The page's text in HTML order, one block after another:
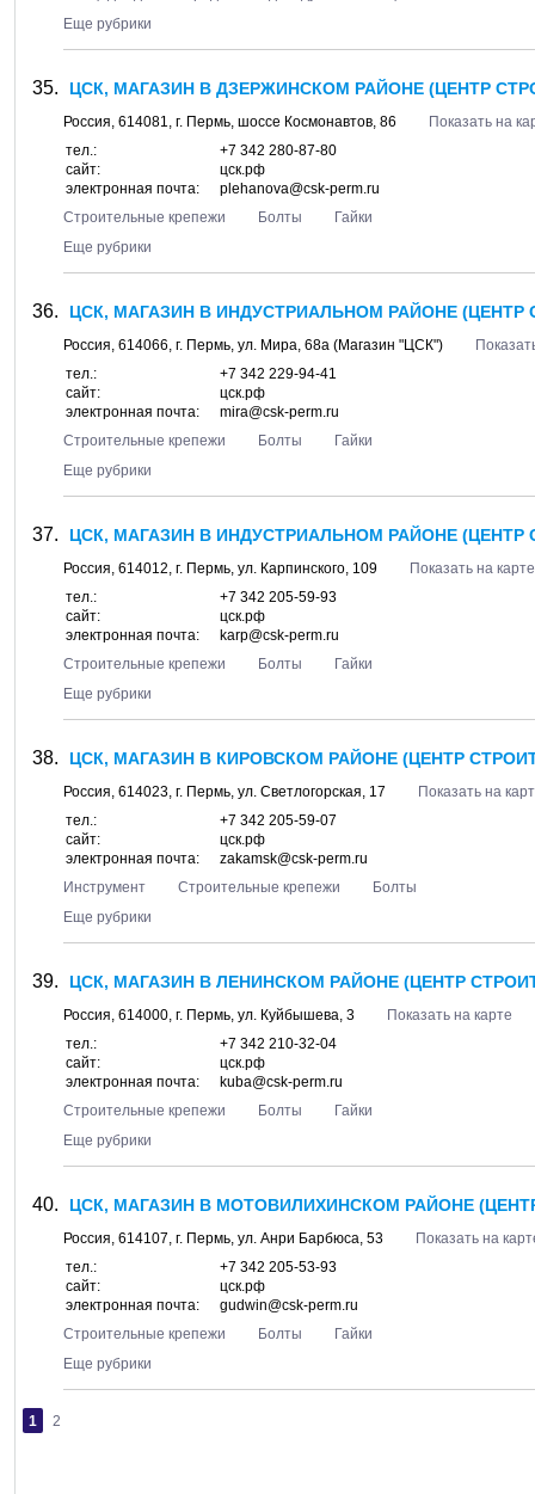
Еще рубрики
ЦСК, МАГАЗИН В ДЗЕРЖИНСКОМ РАЙОНЕ (ЦЕНТР
Россия, 614081, г. Пермь, шоссе Космонавтов, 86
Показать на
тел.:
+7 342 280-87-80
сайт:
цск.рф
электронная почта:
plehanova@csk-perm.ru
Строительные крепежи
Болты
Гайки
Еще рубрики
ЦСК, МАГАЗИН В ИНДУСТРИАЛЬНОМ РАЙОНЕ
Россия, 614066, г. Пермь, ул. Мира, 68а (Магазин "ЦСК")
тел.:
+7 342 229-94-41
сайт:
цск.рф
электронная почта:
mira@csk-perm.ru
Строительные крепежи
Болты
Гайки
Еще рубрики
ЦСК, МАГАЗИН В ИНДУСТРИАЛЬНОМ РАЙОНЕ
Россия, 614012, г. Пермь, ул. Карпинского, 109
Показать на карте
тел.:
+7 342 205-59-93
сайт:
цск.рф
электронная почта:
karp@csk-perm.ru
Строительные крепежи
Болты
Гайки
Еще рубрики
ЦСК, МАГАЗИН В КИРОВСКОМ РАЙОНЕ (ЦЕНТР
Россия, 614023, г. Пермь, ул. Светлогорская, 17
Показать на
тел.:
+7 342 205-59-07
сайт:
цск.рф
электронная почта:
zakamsk@csk-perm.ru
Инструмент
Строительные крепежи
Болты
Еще рубрики
ЦСК, МАГАЗИН В ЛЕНИНСКОМ РАЙОНЕ (ЦЕНТР
Россия, 614000, г. Пермь, ул. Куйбышева, 3
Показать на карте
тел.:
+7 342 210-32-04
сайт:
цск.рф
электронная почта:
kuba@сsk-perm.ru
Строительные крепежи
Болты
Гайки
Еще рубрики
ЦСК, МАГАЗИН В МОТОВИЛИХИНСКОМ РАЙОНЕ
Россия, 614107, г. Пермь, ул. Анри Барбюса, 53
Показать на
тел.:
+7 342 205-53-93
сайт:
цск.рф
электронная почта:
gudwin@csk-perm.ru
Строительные крепежи
Болты
Гайки
Еще рубрики
1 2